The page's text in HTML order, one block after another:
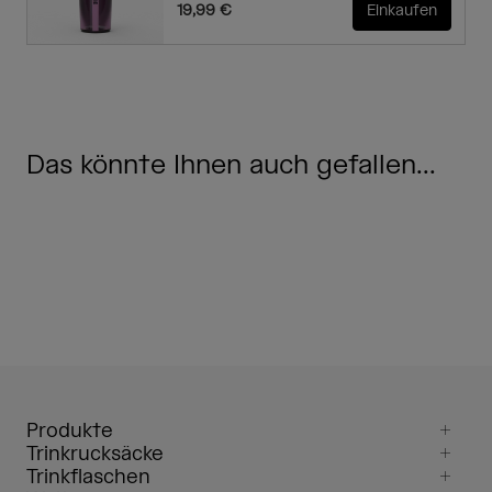
19,99 €
Einkaufen
Das könnte Ihnen auch gefallen...
Produkte
Trinkrucksäcke
Trinkflaschen